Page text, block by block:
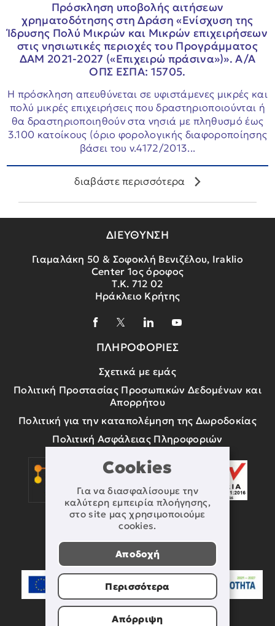
Cookies
Για να διασφαλίσουμε την
καλύτερη εμπειρία πλοήγησης,
στο site μας χρησιμοποιούμε
cookies.
Αποδοχή
Περισσότερα
Απόρριψη
Πρόσκληση υποβολής αιτήσεων
χρηματοδότησης στη Δράση «Ενίσχυση της
Ίδρυσης Πολύ Μικρών και Μικρών επιχειρήσεων
στις νησιωτικές περιοχές του Προγράμματος
ΔΑΜ 2021-2027 («Επιχειρώ πράσινα»)». Α/Α
ΟΠΣ ΕΣΠΑ: 15705.
Η πρόσκληση απευθύνεται σε υφιστάμενες μικρές και
πολύ μικρές επιχειρήσεις που δραστηριοποιούνται ή
θα δραστηριοποιηθούν στα νησιά με πληθυσμό έως
3.100 κατοίκους (όριο φορολογικής διαφοροποίησης
βάσει του ν.4172/2013...
διαβάστε περισσότερα
ΔΙΕΥΘΥΝΣΗ
Γιαμαλάκη 50 & Σοφοκλή Βενιζέλου, Iraklio
Center 1ος όροφος
Τ.Κ. 712 02
Ηράκλειο Κρήτης
ΠΛΗΡΟΦΟΡΙΕΣ
Σχετικά με εμάς
Πολιτική Προστασίας Προσωπικών Δεδομένων και
Απορρήτου
Πολιτική για την καταπολέμηση της Δωροδοκίας
Πολιτική Ασφάλειας Πληροφοριών